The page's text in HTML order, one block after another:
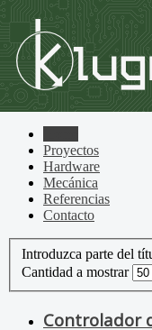
Proyectos
Hardware
Mecánica
Referencias
Contacto
Introduzca parte del
Cantidad a mostrar
Controlador